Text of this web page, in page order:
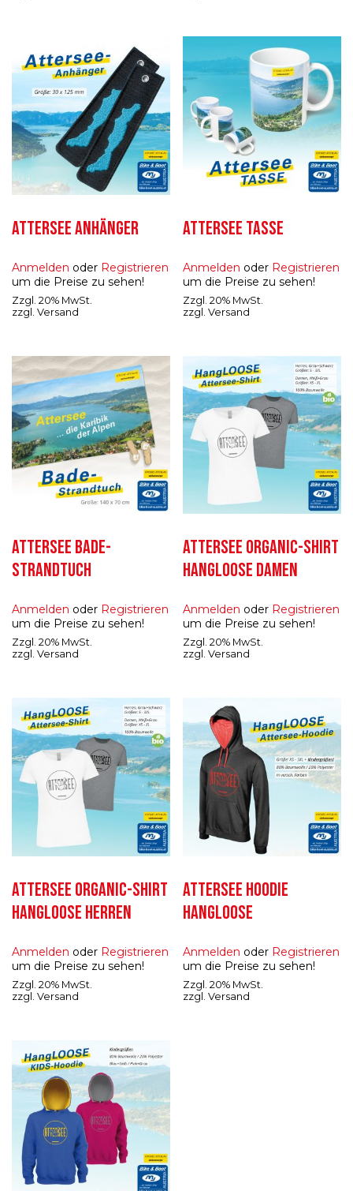
ATTERSEE ANHÄNGER
Anmelden oder Registrieren
um die Preise zu sehen!
Zzgl. 20% MwSt.
zzgl. Versand
ATTERSEE TASSE
Anmelden oder Registrieren
um die Preise zu sehen!
Zzgl. 20% MwSt.
zzgl.Versand
ATTERSEE BADE-
STRANDTUCH
Anmelden oder Registrieren
um die Preise zu sehen!
Zzgl. 20% MwSt.
zzgl. Versand
ATTERSEE ORGANIC-SHIRT
HANGLOOSE DAMEN
Anmelden oder Registrieren
um die Preise zu sehen!
Zzgl. 20% MwSt.
zzgl.Versand
ATTERSEE ORGANIC-SHIRT
HANGLOOSE HERREN
Anmelden oder Registrieren
um die Preise zu sehen!
Zzgl. 20% MwSt.
zzgl. Versand
ATTERSEE HOODIE
HANGLOOSE
Anmelden oder Registrieren
um die Preise zu sehen!
Zzgl. 20% MwSt.
zzgl.Versand